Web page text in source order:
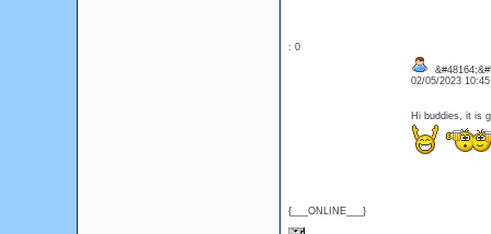
: 0
{___ONLINE___}
02/05/2023
Hi buddies, it is